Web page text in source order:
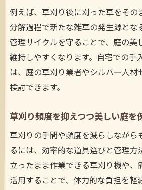
例えば、草刈り後に刈った草をその
分解過程で新たな雑草の発生源とな
管理サイクルを守ることで、庭の美
維持しやすくなります。自宅での手
は、庭の草刈り業者やシルバー人材
検討できます。
草刈り頻度を抑えつつ美しい庭を
草刈りの手間や頻度を減らしながら
るには、効率的な道具選びと管理方
立ったまま作業できる草刈り機や、
活用することで、体力的な負担を軽